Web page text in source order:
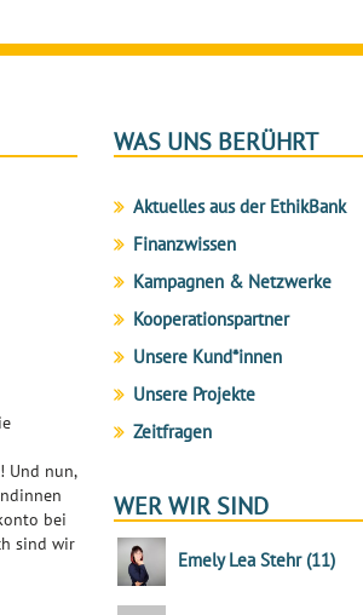
Und nun,
bei
sind wir
WAS UNS BERÜHRT
Aktuelles aus der EthikBank
Finanzwissen
Kampagnen & Netzwerke
Kooperationspartner
Unsere Kund*innen
Unsere Projekte
Zeitfragen
WER WIR SIND
Emely Lea Stehr (11)